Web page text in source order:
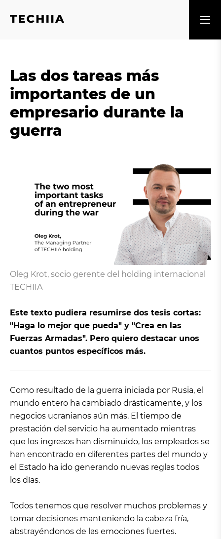
Las dos tareas más
importantes de un
empresario durante la
guerra
Oleg Krot, socio gerente del holding internacional
TECHIIA
Este texto pudiera resumirse dos tesis cortas:
"Haga lo mejor que pueda" y "Crea en las
Fuerzas Armadas". Pero quiero destacar unos
cuantos puntos específicos más.
Como resultado de la guerra iniciada por Rusia, el
mundo entero ha cambiado drásticamente, y los
negocios ucranianos aún más. El tiempo de
prestación del servicio ha aumentado mientras
que los ingresos han disminuido, los empleados se
han encontrado en diferentes partes del mundo y
el Estado ha ido generando nuevas reglas todos
los días.
Todos tenemos que resolver muchos problemas y
tomar decisiones manteniendo la cabeza fría,
abstrayéndonos de las emociones fuertes.